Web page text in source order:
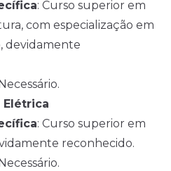
: Curso superior em
com especialização em
devidamente
Elétrica
: Curso superior em
reconhecido.